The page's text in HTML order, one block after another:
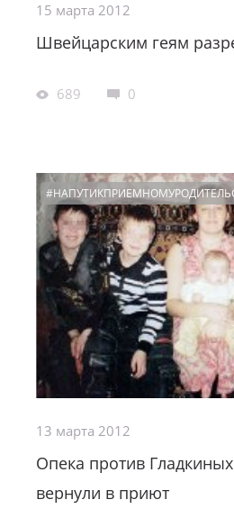
15 марта 2012
Швейцарским геям
689 0
13 марта 2012
Опека против
вернули в приют